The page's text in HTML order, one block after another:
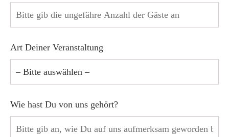
Art Deiner Veranstaltung
Wie hast Du von uns gehört?